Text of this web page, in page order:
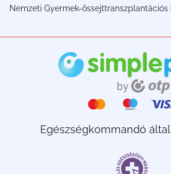
Nemzeti Gyermek-őssejttranszplantációs
Egészségkommandó